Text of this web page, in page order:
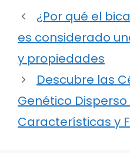
¿Por qué el
es considerado
y propiedades
Descubre las
Genético
Características y